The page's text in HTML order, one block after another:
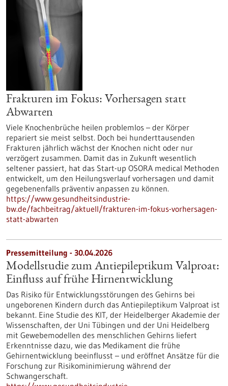
Frakturen im Fokus: Vorhersagen statt
Abwarten
Viele Knochenbrüche heilen problemlos – der Körper
repariert sie meist selbst. Doch bei hunderttausenden
Frakturen jährlich wächst der Knochen nicht oder nur
verzögert zusammen. Damit das in Zukunft wesentlich
seltener passiert, hat das Start-up OSORA medical Methoden
entwickelt, um den Heilungsverlauf vorhersagen und damit
gegebenenfalls präventiv anpassen zu können.
https://www.gesundheitsindustrie-
bw.de/fachbeitrag/aktuell/frakturen-im-fokus-vorhersagen-
statt-abwarten
Pressemitteilung - 30.04.2026
Modellstudie zum Antiepileptikum Valproat:
Einfluss auf frühe Hirnentwicklung
Das Risiko für Entwicklungsstörungen des Gehirns bei
ungeborenen Kindern durch das Antiepileptikum Valproat ist
bekannt. Eine Studie des KIT, der Heidelberger Akademie der
Wissenschaften, der Uni Tübingen und der Uni Heidelberg
mit Gewebemodellen des menschlichen Gehirns liefert
Erkenntnisse dazu, wie das Medikament die frühe
Gehirnentwicklung beeinflusst – und eröffnet Ansätze für die
Forschung zur Risikominimierung während der
Schwangerschaft.